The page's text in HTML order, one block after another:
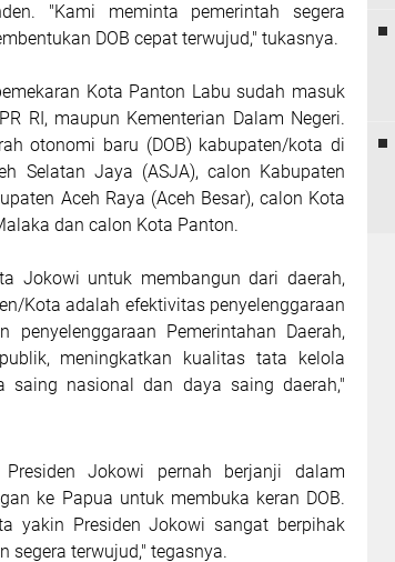
"Kami meminta pemerintah segera
DOB cepat terwujud," tukasnya.
Kota Panton Labu sudah masuk
RI, maupun Kementerian Dalam Negeri.
otonomi baru (DOB) kabupaten/kota di
Selatan Jaya (ASJA), calon Kabupaten
Aceh Raya (Aceh Besar), calon Kota
dan calon Kota Panton.
Jokowi untuk membangun dari daerah,
Kota adalah efektivitas penyelenggaraan
penyelenggaraan Pemerintahan Daerah,
meningkatkan kualitas tata kelola
saing nasional dan daya saing daerah,"
Jokowi pernah berjanji dalam
ke Papua untuk membuka keran DOB.
yakin Presiden Jokowi sangat berpihak
segera terwujud," tegasnya.